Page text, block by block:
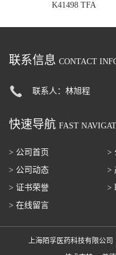
K41498 TFA
联系信息 CONTACT
联系人：林旭程
快速导航 FAST
> 公司首页
>
> 公司动态
>
> 证书荣誉
>
> 在线留言
上海陌孚医药科技有限公司